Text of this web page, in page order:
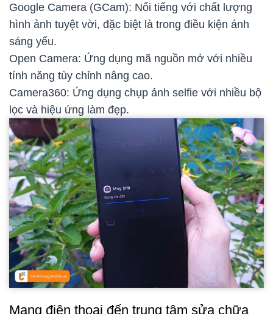
Google Camera (GCam): Nổi tiếng với chất lượng
hình ảnh tuyệt vời, đặc biệt là trong điều kiện ánh
sáng yếu.
Open Camera: Ứng dụng mã nguồn mở với nhiều
tính năng tùy chỉnh nâng cao.
Camera360: Ứng dụng chụp ảnh selfie với nhiều bộ
lọc và hiệu ứng làm đẹp.
Mang điện thoại đến trung tâm sửa chữa